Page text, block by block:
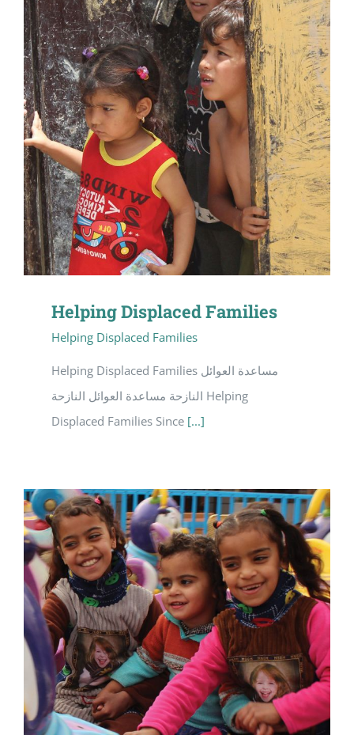
Helping Displaced Families
Helping Displaced Families
Helping Displaced Families مساعدة العوائل
النازحة مساعدة العوائل النازحة Helping
Displaced Families Since [...]